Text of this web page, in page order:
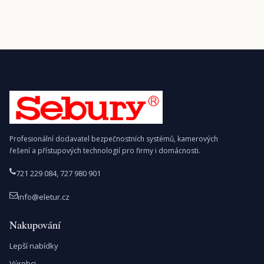
Profesionální dodavatel bezpečnostních systémů, kamerových
řešení a přístupových technologií pro firmy i domácnosti.
721 229 084, 727 980 901
info@eletur.cz
Nakupování
Lepší nabídky